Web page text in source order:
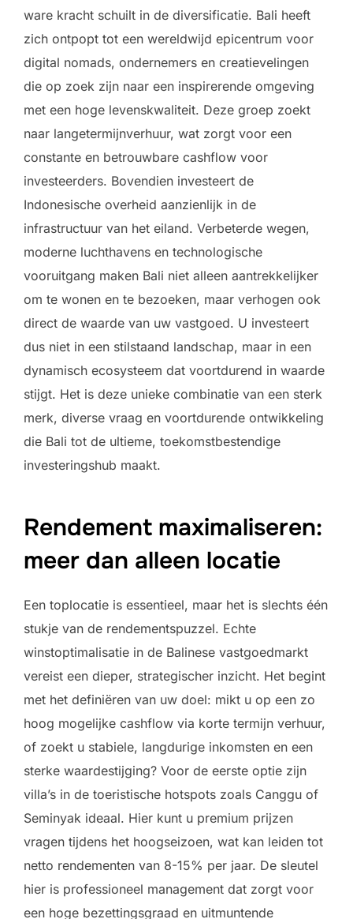
ware kracht schuilt in de diversificatie. Bali heeft
zich ontpopt tot een wereldwijd epicentrum voor
digital nomads, ondernemers en creatievelingen
die op zoek zijn naar een inspirerende omgeving
met een hoge levenskwaliteit. Deze groep zoekt
naar langetermijnverhuur, wat zorgt voor een
constante en betrouwbare cashflow voor
investeerders. Bovendien investeert de
Indonesische overheid aanzienlijk in de
infrastructuur van het eiland. Verbeterde wegen,
moderne luchthavens en technologische
vooruitgang maken Bali niet alleen aantrekkelijker
om te wonen en te bezoeken, maar verhogen ook
direct de waarde van uw vastgoed. U investeert
dus niet in een stilstaand landschap, maar in een
dynamisch ecosysteem dat voortdurend in waarde
stijgt. Het is deze unieke combinatie van een sterk
merk, diverse vraag en voortdurende ontwikkeling
die Bali tot de ultieme, toekomstbestendige
investeringshub maakt.
Rendement maximaliseren:
meer dan alleen locatie
Een toplocatie is essentieel, maar het is slechts één
stukje van de rendementspuzzel. Echte
winstoptimalisatie in de Balinese vastgoedmarkt
vereist een dieper, strategischer inzicht. Het begint
met het definiëren van uw doel: mikt u op een zo
hoog mogelijke cashflow via korte termijn verhuur,
of zoekt u stabiele, langdurige inkomsten en een
sterke waardestijging? Voor de eerste optie zijn
villa’s in de toeristische hotspots zoals Canggu of
Seminyak ideaal. Hier kunt u premium prijzen
vragen tijdens het hoogseizoen, wat kan leiden tot
netto rendementen van 8-15% per jaar. De sleutel
hier is professioneel management dat zorgt voor
een hoge bezettingsgraad en uitmuntende